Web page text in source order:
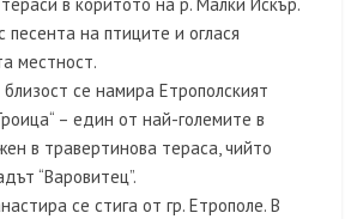
на птиците и оглася
местност.
се намира Етрополският
– един от най-големите в
в травертинова тераса, чийто
“Варовитец”.
се стига от гр. Етрополе. В